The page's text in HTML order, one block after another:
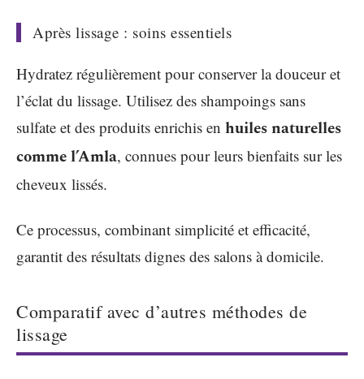
Après lissage : soins essentiels
Hydratez régulièrement pour conserver la douceur et
l’éclat du lissage. Utilisez des shampoings sans
sulfate et des produits enrichis en huiles naturelles
comme l’Amla, connues pour leurs bienfaits sur les
cheveux lissés.
Ce processus, combinant simplicité et efficacité,
garantit des résultats dignes des salons à domicile.
Comparatif avec d’autres méthodes de
lissage